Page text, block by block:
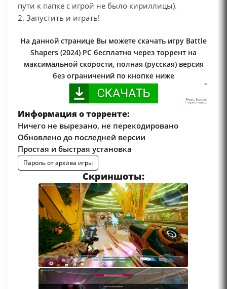
пути к папке с игрой не было кириллицы).
2. Запустить и играть!
На данной странице Вы можете скачать игру Battle
Shapers (2024) PC бесплатно через торрент на
максимальной скорости, полная (русская) версия
без ограничений по кнопке ниже
Информация о торренте:
Ничего не вырезано, не перекодировано
Обновлено до последней версии
Простая и быстрая установка
Пароль от архива игры
Скриншоты: